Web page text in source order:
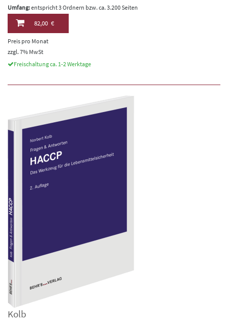
Umfang:entspricht 3 Ordnern bzw. ca. 3.200 Seiten
82,00 €
Preis pro Monat
zzgl. 7% MwSt
Freischaltung ca. 1-2 Werktage
Kolb